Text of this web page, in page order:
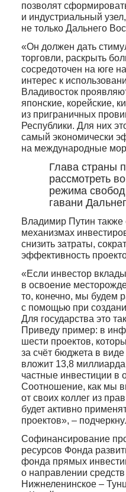
позволят
и индустриальный
не только Дальнего
«Он должен дать
торговли, раскрыть
сосредоточен на юге
интерес к
Владивосток
японские, корейские,
из приграничных
Республики. Для них
самый экономически
на международные
Глава страны
рассмотреть
режима
гавани
Владимир Путин также
механизмах
снизить затраты,
эффективность
«Если инвестор
в освоение
то, конечно, мы будем
с помощью при
Для государства это
Приведу пример: в
шести проектов,
за счёт бюджета в
вложит 13,8
частные инвестиции в
Соотношение, как мы
от своих коллег из
будет активно
проектов», –
Софинансирование
ресурсов Фонда
фонда прямых
о направлении
Нижнеленинское –